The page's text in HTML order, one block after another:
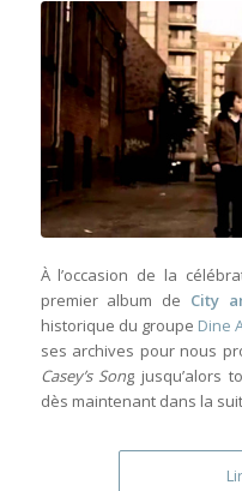
À l’occasion de la
premier album de City
historique du groupe Dine
ses archives pour nous
Casey’s Song jusqu’alors
dès maintenant dans la